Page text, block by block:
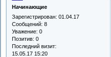
Начинающие
Зарегистрирован: 01.04.17
Сообщений: 8
Уважение: 0
Позитив: 0
Последний визит:
15.05.17 15:20